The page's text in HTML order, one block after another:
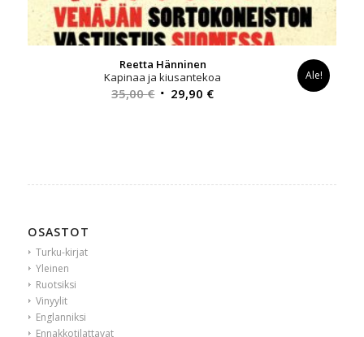
Reetta Hänninen
Kapinaa ja kiusantekoa
35,00€ Alkuperäinen
29,90 €Nykyinen
Ale!
OSASTOT
Turku-kirjat
Yleinen
Ruotsiksi
Vinyylit
Englanniksi
Ennakkotilattavat